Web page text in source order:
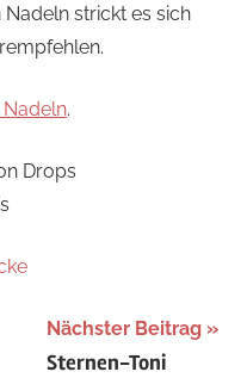
strickt es sich
.
Drops
Nächster Beitrag
Sternen-Toni